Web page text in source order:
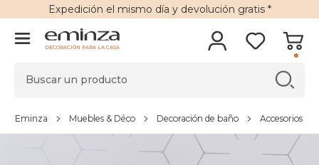
Expedición el mismo día y devolución gratis*
DECORACIÓN PARA LA CASA
Eminza Muebles & Déco Decoración de baño Accesorios de